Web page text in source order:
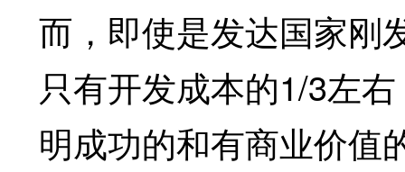
而，即使是发达国家刚
只有开发成本的1/3左
明成功的和有商业价值